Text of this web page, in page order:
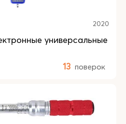
2020
универсальные
13 поверок